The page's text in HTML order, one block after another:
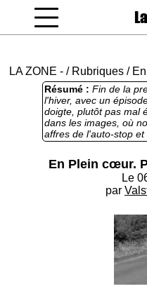
LA ZONE - / Rubriques /
Résumé : Fin de la
l'hiver, avec un
doigte, plutôt pas mal
dans les images, où
affres de l'auto-stop
à la bière et se
En Plein cœur.
Le
par